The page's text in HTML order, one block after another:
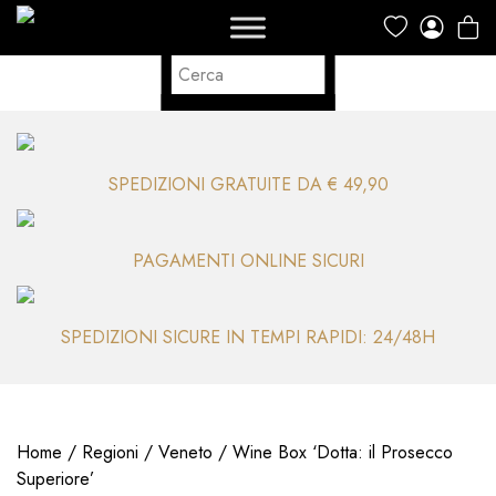
SPEDIZIONI GRATUITE DA € 49,90
PAGAMENTI ONLINE SICURI
SPEDIZIONI SICURE IN TEMPI RAPIDI: 24/48H
Home / Regioni / Veneto / Wine Box ‘Dotta: il Prosecco
Superiore’